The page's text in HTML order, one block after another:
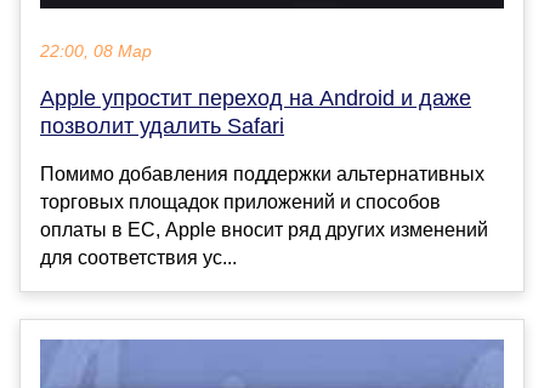
22:00, 08 Мар
Apple упростит переход на Android и даже
позволит удалить Safari
Помимо добавления поддержки альтернативных
торговых площадок приложений и способов
оплаты в ЕС, Apple вносит ряд других изменений
для соответствия ус...